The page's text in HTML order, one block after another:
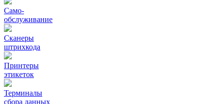
Само-
обслуживание
Сканеры
штрихкода
Принтеры
этикеток
Терминалы
сбора данных